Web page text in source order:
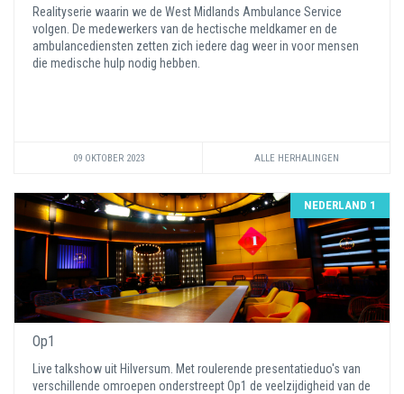
Realityserie waarin we de West Midlands Ambulance Service
volgen. De medewerkers van de hectische meldkamer en de
ambulancediensten zetten zich iedere dag weer in voor mensen
die medische hulp nodig hebben.
09 OKTOBER 2023 ALLE HERHALINGEN
NEDERLAND 1
Op1
Live talkshow uit Hilversum. Met roulerende presentatieduo's van
verschillende omroepen onderstreept Op1 de veelzijdigheid van de